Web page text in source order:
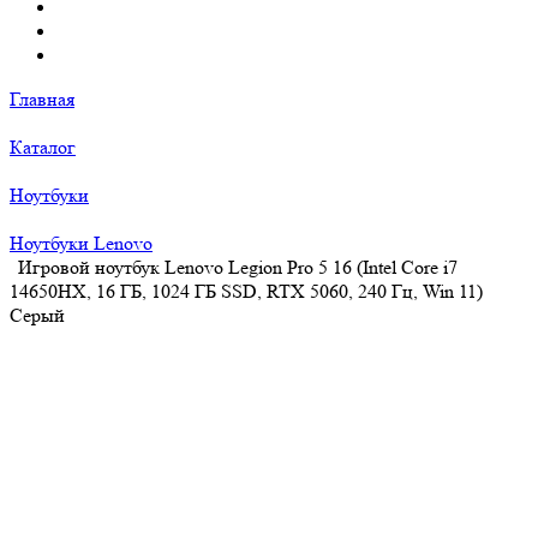
Главная
Каталог
Ноутбуки
Ноутбуки Lenovo
Игровой ноутбук Lenovo Legion Pro 5 16 (Intel Core i7
14650HX, 16 ГБ, 1024 ГБ SSD, RTX 5060, 240 Гц, Win 11)
Серый